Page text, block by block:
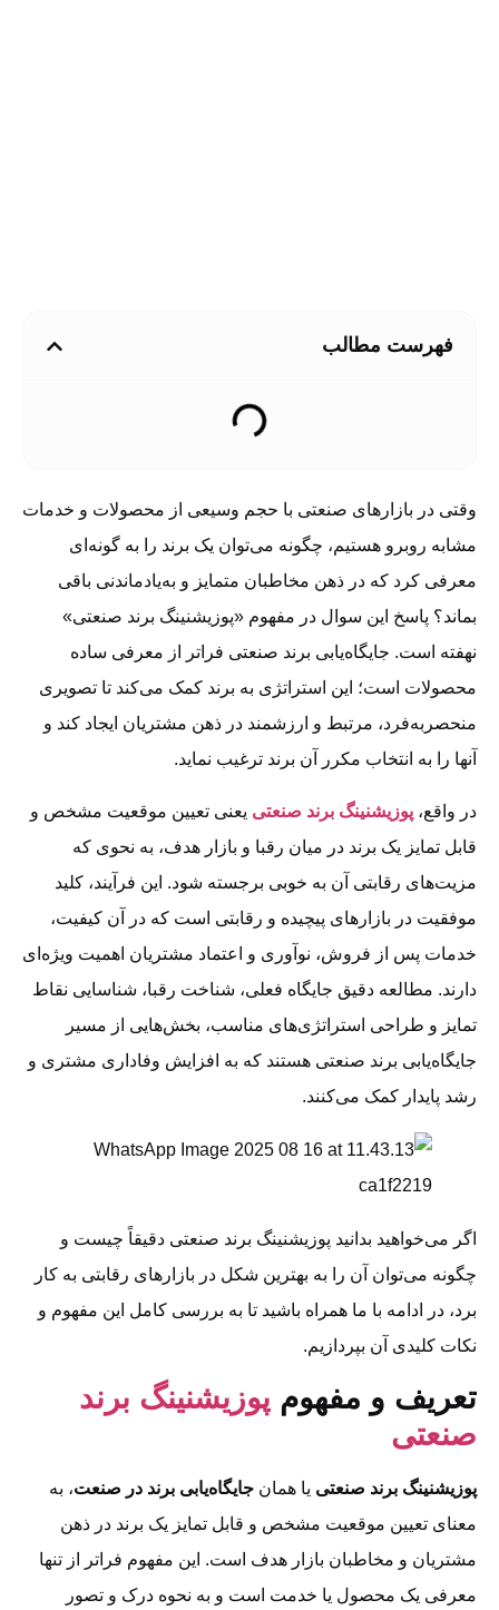
فهرست مطالب
وقتی در بازارهای صنعتی با حجم وسیعی از محصولات و خدمات
مشابه روبرو هستیم، چگونه می‌توان یک برند را به گونه‌ای
معرفی کرد که در ذهن مخاطبان متمایز و به‌یادماندنی باقی
بماند؟ پاسخ این سوال در مفهوم «پوزیشنینگ برند صنعتی»
نهفته است. جایگاه‌یابی برند صنعتی فراتر از معرفی ساده
محصولات است؛ این استراتژی به برند کمک می‌کند تا تصویری
منحصربه‌فرد، مرتبط و ارزشمند در ذهن مشتریان ایجاد کند و
آنها را به انتخاب مکرر آن برند ترغیب نماید.
در واقع، پوزیشنینگ برند صنعتی یعنی تعیین موقعیت مشخص و
قابل تمایز یک برند در میان رقبا و بازار هدف، به نحوی که
مزیت‌های رقابتی آن به خوبی برجسته شود. این فرآیند، کلید
موفقیت در بازارهای پیچیده و رقابتی است که در آن کیفیت،
خدمات پس از فروش، نوآوری و اعتماد مشتریان اهمیت ویژه‌ای
دارند. مطالعه دقیق جایگاه فعلی، شناخت رقبا، شناسایی نقاط
تمایز و طراحی استراتژی‌های مناسب، بخش‌هایی از مسیر
جایگاه‌یابی برند صنعتی هستند که به افزایش وفاداری مشتری و
رشد پایدار کمک می‌کنند.
اگر می‌خواهید بدانید پوزیشنینگ برند صنعتی دقیقاً چیست و
چگونه می‌توان آن را به بهترین شکل در بازارهای رقابتی به کار
برد، در ادامه با ما همراه باشید تا به بررسی کامل این مفهوم و
نکات کلیدی آن بپردازیم.
تعریف و مفهوم پوزیشنینگ برند
صنعتی
پوزیشنینگ برند صنعتی یا همان جایگاه‌یابی برند در صنعت، به
معنای تعیین موقعیت مشخص و قابل تمایز یک برند در ذهن
مشتریان و مخاطبان بازار هدف است. این مفهوم فراتر از تنها
معرفی یک محصول یا خدمت است و به نحوه درک و تصور